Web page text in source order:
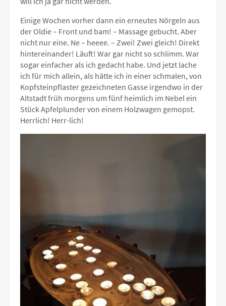
Einige Wochen vorher dann ein erneutes Nörgeln aus
der Oldie – Front und bam! – Massage gebucht. Aber
nicht nur eine. Ne – heeee. – Zwei! Zwei gleich! Direkt
hintereinander! Läuft! War gar nicht so schlimm. War
sogar einfacher als ich gedacht habe. Und jetzt lache
ich für mich allein, als hätte ich in einer schmalen, von
Kopfsteinpflaster gezeichneten Gasse irgendwo in der
Altstadt früh morgens um fünf heimlich im Nebel ein
Stück Apfelplunder von einem Holzwagen gemopst.
Herrlich! Herr-lich!